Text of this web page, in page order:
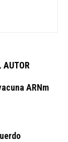
AUTOR
ARNm